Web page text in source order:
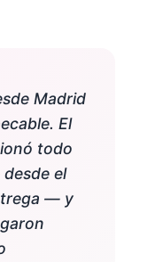
Madrid
El
todo
el
— y